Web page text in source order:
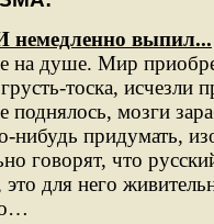
немедленно выпил...
на душе. Мир
тоска, исчезли
поднялось, мозги
нибудь придумать,
говорят, что
для него